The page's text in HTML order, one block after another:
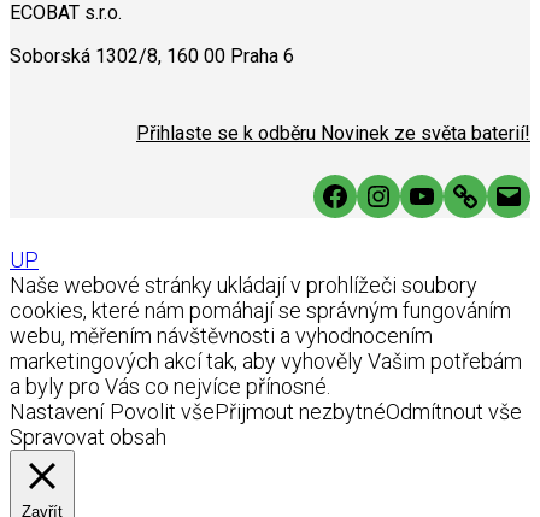
ECOBAT s.r.o.
Soborská 1302/8, 160 00 Praha 6
Přihlaste se k odběru Novinek ze světa baterií!
Facebook
Instagram
YouTube
Link
UP
Naše webové stránky ukládají v prohlížeči soubory
cookies, které nám pomáhají se správným fungováním
webu, měřením návštěvnosti a vyhodnocením
marketingových akcí tak, aby vyhověly Vašim potřebám
a byly pro Vás co nejvíce přínosné.
Nastavení Povolit všePřijmout nezbytnéOdmítnout vše
Spravovat obsah
Zavřít